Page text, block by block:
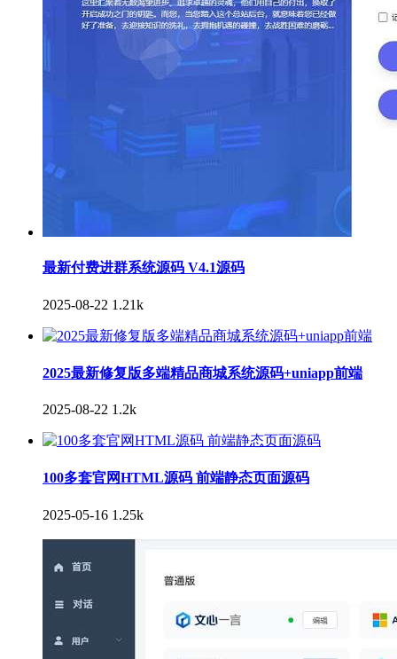
最新付费进群系统源码 V4.1源码
2025-08-22 1.21k
2025最新修复版多端精品商城系统源码+uniapp前端
2025-08-22 1.2k
100多套官网HTML源码 前端静态页面源码
2025-05-16 1.25k